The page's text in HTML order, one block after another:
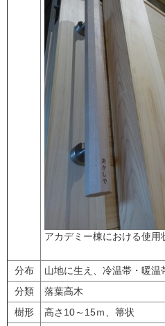
アカデミー棟における使用
分布
山地に生え、冷温帯・暖
分類
落葉高木
樹形
高さ10～15ｍ、箒状